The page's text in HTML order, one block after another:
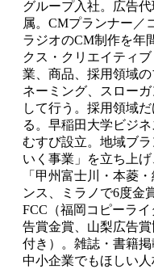
グループ入社。広告
属。CMプランナー／
ラジオのCM制作を年
クス・クリエイティ
業、商品、採用領域
ネーミング、スロー
して行う。採用領域
る。早稲田大学ビジ
むすび設立。地域ブ
いく事業」を立ち上
「甲州富士川・本菱
ンス、ミラノで6度金
FCC（福岡コピーラ
告賞金賞、山梨広告
付き）。雑誌・書籍
中小企業でもほしい